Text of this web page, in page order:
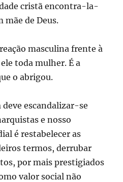
cristã encontra-la-
mãe de Deus.
masculina frente à
toda mulher. É a
o abrigou.
escandalizar-se
e nosso
é restabelecer as
termos, derrubar
por mais prestigiados
valor social não